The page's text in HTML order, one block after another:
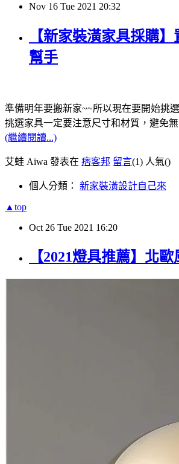
Nov 16 Tue 2021 20:32
【新家裝潢家具採購
幫手
準備明年要搬新家~~所以現在要開始挑
挑選家具一定要注意尺寸和材質，避免
(繼續閱讀...)
艾蛙 Aiwa 發表在 痞客邦 留言(1) 人氣()
個人分類： 新家裝潢設計自己來
▲top
Oct 26 Tue 2021 16:20
【2021燈具推薦】北